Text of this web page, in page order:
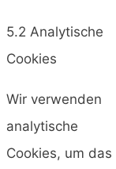
5.2 Analytische
Cookies
Wir verwenden
analytische
Cookies, um das